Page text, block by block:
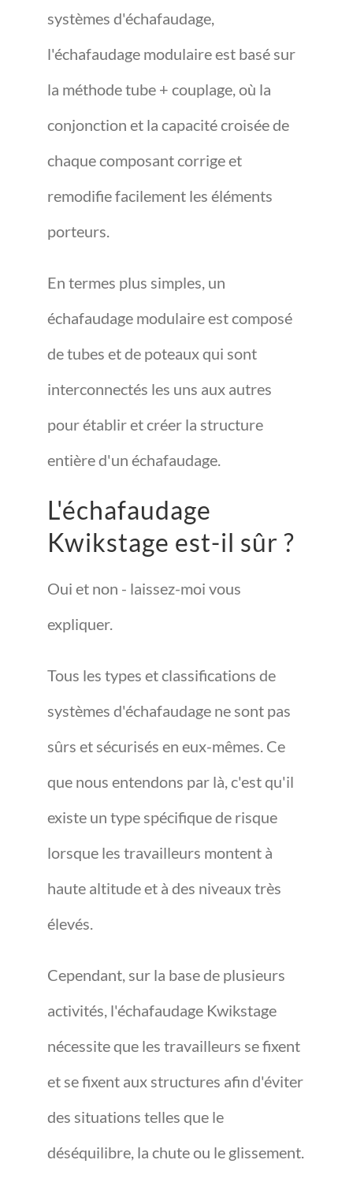
systèmes d'échafaudage,
l'échafaudage modulaire est basé sur
la méthode tube + couplage, où la
conjonction et la capacité croisée de
chaque composant corrige et
remodifie facilement les éléments
porteurs.
En termes plus simples, un
échafaudage modulaire est composé
de tubes et de poteaux qui sont
interconnectés les uns aux autres
pour établir et créer la structure
entière d'un échafaudage.
L'échafaudage
Kwikstage est-il sûr ?
Oui et non - laissez-moi vous
expliquer.
Tous les types et classifications de
systèmes d'échafaudage ne sont pas
sûrs et sécurisés en eux-mêmes. Ce
que nous entendons par là, c'est qu'il
existe un type spécifique de risque
lorsque les travailleurs montent à
haute altitude et à des niveaux très
élevés.
Cependant, sur la base de plusieurs
activités, l'échafaudage Kwikstage
nécessite que les travailleurs se fixent
et se fixent aux structures afin d'éviter
des situations telles que le
déséquilibre, la chute ou le glissement.